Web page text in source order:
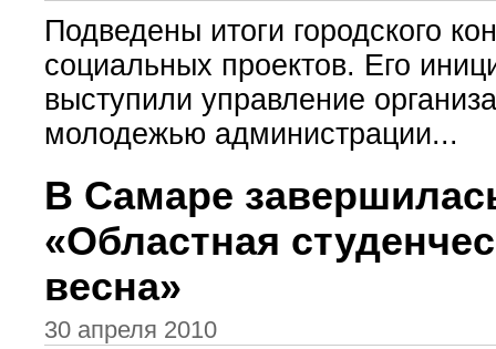
Подведены итоги городского
социальных проектов. Его
выступили управление
молодежью администрации...
В Самаре
«Областная
весна»
30 апреля 2010